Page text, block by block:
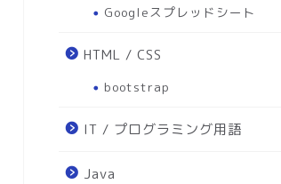
Googleスプレッドシート
HTML / CSS
bootstrap
IT / プログラミング用語
Java